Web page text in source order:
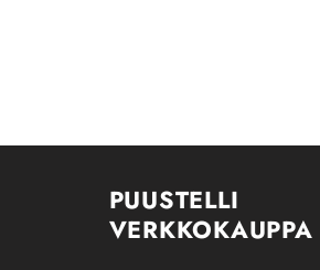
PUUSTELLI
VERKKOKAUPPA